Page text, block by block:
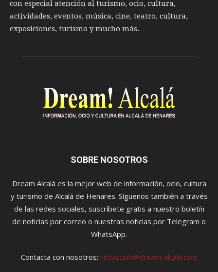
con especial atención al turismo, ocio, cultura,
actividades, eventos, música, cine, teatro, cultura,
exposiciones, turismo y mucho más.
SOBRE NOSOTROS
Dream Alcalá es la mejor web de información, ocio, cultura
y turismo de Alcalá de Henares. Síguenos también a través
de las redes sociales, suscríbete gratis a nuestro boletín
de noticias por correo o nuestras noticias por Telegram o
WhatsApp.
Contacta con nosotros: redaccion@dream-alcala.com